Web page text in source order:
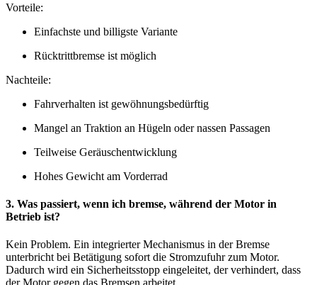
Vorteile:
Einfachste und billigste Variante
Rücktrittbremse ist möglich
Nachteile:
Fahrverhalten ist gewöhnungsbedürftig
Mangel an Traktion an Hügeln oder nassen Passagen
Teilweise Geräuschentwicklung
Hohes Gewicht am Vorderrad
3. Was passiert, wenn ich bremse, während der Motor in
Betrieb ist?
Kein Problem. Ein integrierter Mechanismus in der Bremse
unterbricht bei Betätigung sofort die Stromzufuhr zum Motor.
Dadurch wird ein Sicherheitsstopp eingeleitet, der verhindert, dass